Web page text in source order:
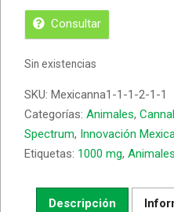
Consultar
Sin existencias
SKU: Mexicanna1-1-1-2-1-1
Categorías: Animales,
Spectrum, Innovación
Etiquetas: 1000 mg, Animales
Descripción